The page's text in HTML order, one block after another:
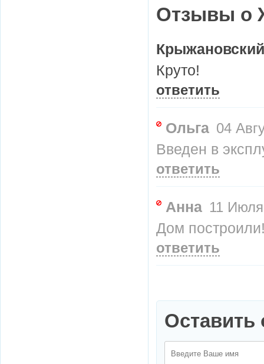
Отзывы о
Крыжановский
Круто!
ответить
Ольга 04
Введен в
ответить
Анна 11
Дом
ответить
Оставить